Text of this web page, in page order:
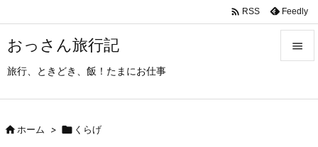
おっさん旅行記
旅行、ときどき、飯！たまにお仕事

 RSS Feedly
ホーム >  くらげ